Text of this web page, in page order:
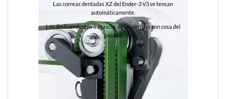
Las correas dentadas XZ del Ender-3 V3 se tensan
automáticamente.
Los deslizamientos o atascos de las correas son cosa del
pasado.